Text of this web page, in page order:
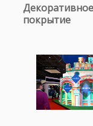
Декоративное
покрытие